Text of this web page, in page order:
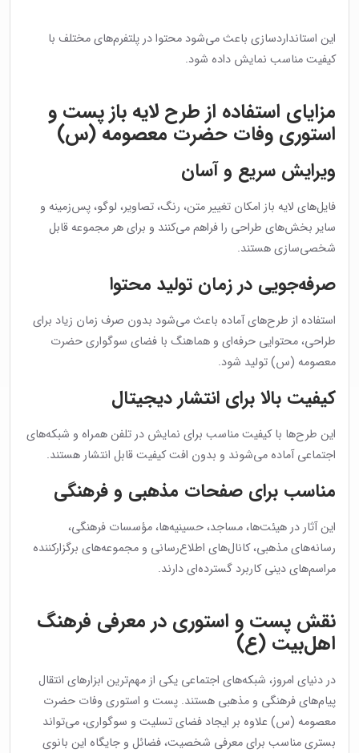
این استانداردسازی باعث می‌شود محتوا در پلتفرم‌های مختلف با
کیفیت مناسب نمایش داده شود.
مزایای استفاده از طرح لایه باز پست و
استوری وفات حضرت معصومه (س)
ویرایش سریع و آسان
فایل‌های لایه باز امکان تغییر متن، رنگ، تصاویر، لوگو، پس‌زمینه و
سایر بخش‌های طراحی را فراهم می‌کنند و برای هر مجموعه قابل
شخصی‌سازی هستند.
صرفه‌جویی در زمان تولید محتوا
استفاده از طرح‌های آماده باعث می‌شود بدون صرف زمان زیاد برای
طراحی، محتوایی حرفه‌ای و هماهنگ با فضای سوگواری حضرت
معصومه (س) تولید شود.
کیفیت بالا برای انتشار دیجیتال
این طرح‌ها با کیفیت مناسب برای نمایش در تلفن همراه و شبکه‌های
اجتماعی آماده می‌شوند و بدون افت کیفیت قابل انتشار هستند.
مناسب برای صفحات مذهبی و فرهنگی
این آثار در هیئت‌ها، مساجد، حسینیه‌ها، مؤسسات فرهنگی،
رسانه‌های مذهبی، کانال‌های اطلاع‌رسانی و مجموعه‌های برگزارکننده
مراسم‌های دینی کاربرد گسترده‌ای دارند.
نقش پست و استوری در معرفی فرهنگ
اهل‌بیت (ع)
در دنیای امروز، شبکه‌های اجتماعی یکی از مهم‌ترین ابزارهای انتقال
پیام‌های فرهنگی و مذهبی هستند. پست و استوری وفات حضرت
معصومه (س) علاوه بر ایجاد فضای تسلیت و سوگواری، می‌تواند
بستری مناسب برای معرفی شخصیت، فضائل و جایگاه این بانوی